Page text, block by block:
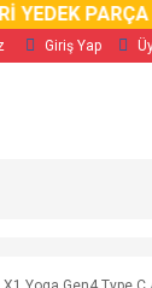
PARÇA
Giriş Yap